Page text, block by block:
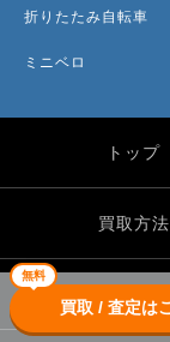
無料
買取 / 査定は
折りたたみ自転車
ミニベロ
トップ
買取方法
買取実績